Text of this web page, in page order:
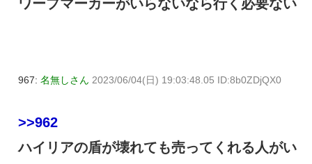
ワープマーカーがいらないなら行く必要ない
967: 名無しさん 2023/06/04(日) 19:03:48.05 ID:8b0ZDjQX0
>>962
ハイリアの盾が壊れても売ってくれる人がい